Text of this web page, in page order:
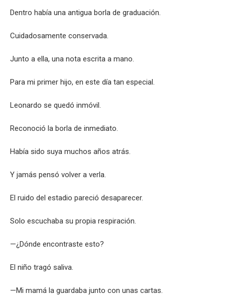
Dentro había una antigua borla de graduación.
Cuidadosamente conservada.
Junto a ella, una nota escrita a mano.
Para mi primer hijo, en este día tan especial.
Leonardo se quedó inmóvil.
Reconoció la borla de inmediato.
Había sido suya muchos años atrás.
Y jamás pensó volver a verla.
El ruido del estadio pareció desaparecer.
Solo escuchaba su propia respiración.
—¿Dónde encontraste esto?
El niño tragó saliva.
—Mi mamá la guardaba junto con unas cartas.